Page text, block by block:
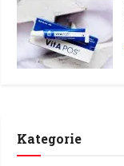
Kategorie